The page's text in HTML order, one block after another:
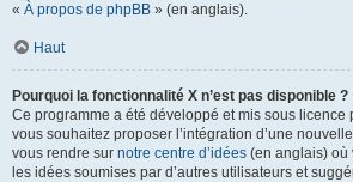
« À propos de phpBB » (en anglais).
Haut
Pourquoi la fonctionnalité X n’est pas disponible ?
Ce programme a été développé et mis sous licence
vous souhaitez proposer l’intégration d’une
vous rendre sur notre centre d’idées (en anglais) où
les idées soumises par d’autres utilisateurs et